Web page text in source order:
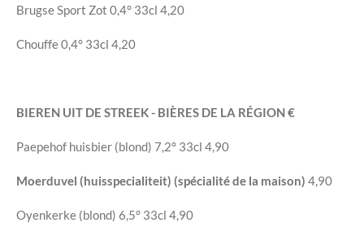
Brugse Sport Zot 0,4° 33cl 4,20
Chouffe0,4° 33cl 4,20
BIEREN UIT DE STREEK - BIÈRES DE LA RÉGION€
Paepehof huisbier (blond) 7,2° 33cl 4,90
Moerduvel (huisspecialiteit) (spécialité de la maison) 4,90
Oyenkerke (blond) 6,5° 33cl 4,90